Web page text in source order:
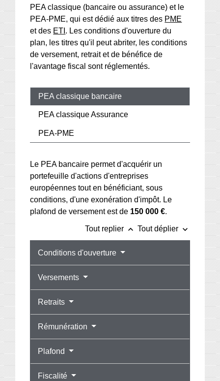
PEA classique (bancaire ou assurance) et le
PEA-PME, qui est dédié aux titres des PME
et des ETI . Les conditions d'ouverture du
plan, les titres qu'il peut abriter, les conditions
de versement, retrait et de bénéfice de
l'avantage fiscal sont réglementés.
PEA classique bancaire
PEA classique Assurance
PEA-PME
Le PEA bancaire permet d'acquérir un
portefeuille d'actions d'entreprises
européennes tout en bénéficiant, sous
conditions, d'une exonération d'impôt. Le
plafond de versement est de 150 000 €.
Tout replier keyboard_arrow_up Tout déplier keyboard_arrow_down
Conditions d'ouverture
Versements
Retraits
Rémunération
Plafond
Fiscalité